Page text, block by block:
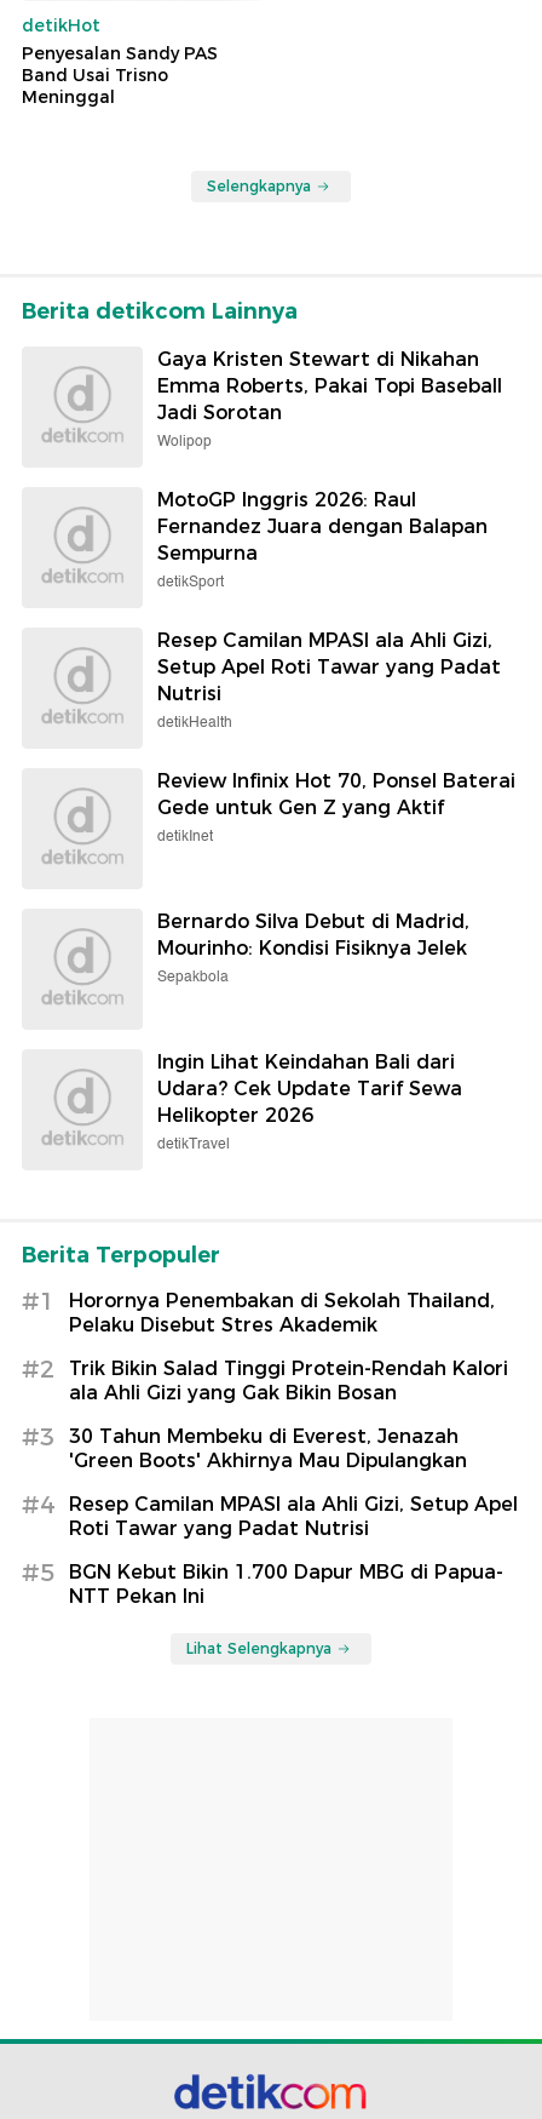
detikHot
Penyesalan Sandy PAS
Band Usai Trisno
Meninggal
Selengkapnya
Berita detikcom Lainnya
Gaya Kristen Stewart di Nikahan
Emma Roberts, Pakai Topi Baseball
Jadi Sorotan
Wolipop
MotoGP Inggris 2026: Raul
Fernandez Juara dengan Balapan
Sempurna
detikSport
Resep Camilan MPASI ala Ahli Gizi,
Setup Apel Roti Tawar yang Padat
Nutrisi
detikHealth
Review Infinix Hot 70, Ponsel Baterai
Gede untuk Gen Z yang Aktif
detikInet
Bernardo Silva Debut di Madrid,
Mourinho: Kondisi Fisiknya Jelek
Sepakbola
Ingin Lihat Keindahan Bali dari
Udara? Cek Update Tarif Sewa
Helikopter 2026
detikTravel
Berita Terpopuler
#1
Horornya Penembakan di Sekolah Thailand,
Pelaku Disebut Stres Akademik
#2
Trik Bikin Salad Tinggi Protein-Rendah Kalori
ala Ahli Gizi yang Gak Bikin Bosan
#3
30 Tahun Membeku di Everest, Jenazah
'Green Boots' Akhirnya Mau Dipulangkan
#4
Resep Camilan MPASI ala Ahli Gizi, Setup Apel
Roti Tawar yang Padat Nutrisi
#5
BGN Kebut Bikin 1.700 Dapur MBG di Papua-
NTT Pekan Ini
Lihat Selengkapnya